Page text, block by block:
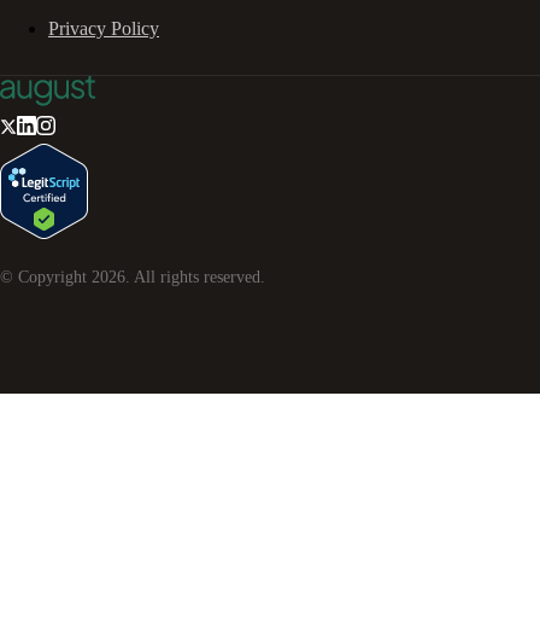
Privacy Policy
© Copyright 2026 . All rights reserved.